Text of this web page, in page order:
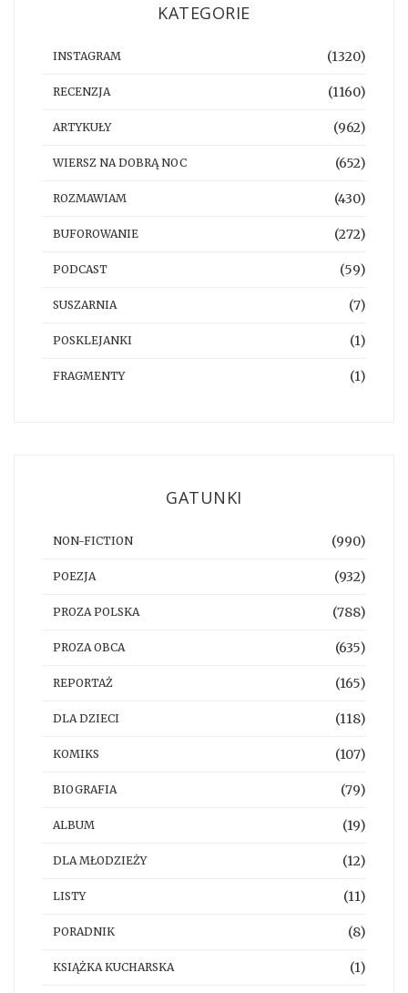
KATEGORIE
INSTAGRAM (1320)
RECENZJA (1160)
ARTYKUŁY (962)
WIERSZ NA DOBRĄ NOC (652)
ROZMAWIAM (430)
BUFOROWANIE (272)
PODCAST (59)
SUSZARNIA (7)
POSKLEJANKI (1)
FRAGMENTY (1)
GATUNKI
NON-FICTION (990)
POEZJA (932)
PROZA POLSKA (788)
PROZA OBCA (635)
REPORTAŻ (165)
DLA DZIECI (118)
KOMIKS (107)
BIOGRAFIA (79)
ALBUM (19)
DLA MŁODZIEŻY (12)
LISTY (11)
PORADNIK (8)
KSIĄŻKA KUCHARSKA (1)